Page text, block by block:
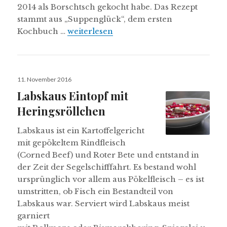
2014 als Borschtsch gekocht habe. Das Rezept
stammt aus „Suppenglück“, dem ersten
Kochbuch …Lieblingssuppe: Rote Bete Eintopf
weiterlesen
Veröffentlicht
11. November 2016
Labskaus Eintopf mit
Heringsröllchen
Labskaus ist ein Kartoffelgericht
mit gepökeltem Rindfleisch
(Corned Beef) und Roter Bete und entstand in
der Zeit der Segelschifffahrt. Es bestand wohl
ursprünglich vor allem aus Pökelfleisch – es ist
umstritten, ob Fisch ein Bestandteil von
Labskaus war. Serviert wird Labskaus meist
garniert